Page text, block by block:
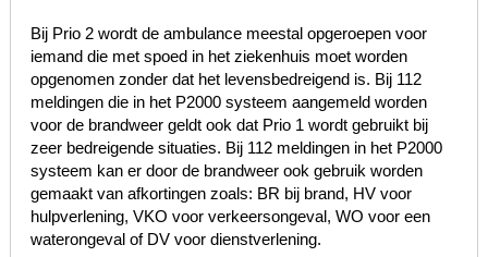
Bij Prio 2 wordt de ambulance meestal opgeroepen voor
iemand die met spoed in het ziekenhuis moet worden
opgenomen zonder dat het levensbedreigend is. Bij 112
meldingen die in het P2000 systeem aangemeld worden
voor de brandweer geldt ook dat Prio 1 wordt gebruikt bij
zeer bedreigende situaties. Bij 112 meldingen in het P2000
systeem kan er door de brandweer ook gebruik worden
gemaakt van afkortingen zoals: BR bij brand, HV voor
hulpverlening, VKO voor verkeersongeval, WO voor een
waterongeval of DV voor dienstverlening.